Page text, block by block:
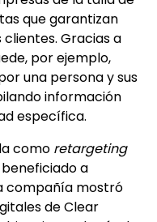
que garantizan
Gracias a
por ejemplo,
una persona y sus
información
específica.
como retargeting
a
compañía mostró
de Clear